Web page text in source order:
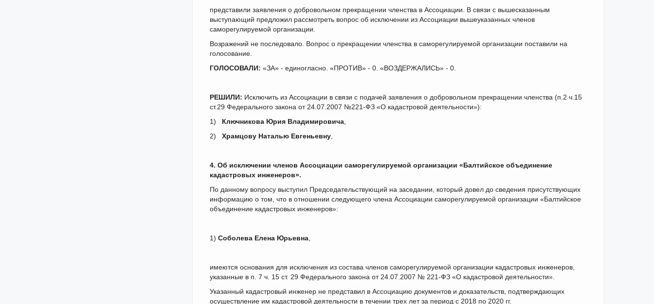
представили заявления о добровольном прекращении членства в Ассоциации. В связи с вышесказанным
выступающий предложил рассмотреть вопрос об исключении из Ассоциации вышеуказанных членов
саморегулируемой организации.
Возражений не последовало. Вопрос о прекращении членства в саморегулируемой организации поставили на
голосование.
ГОЛОСОВАЛИ: «ЗА» - единогласно. «ПРОТИВ» - 0. «ВОЗДЕРЖАЛИСЬ» - 0.
РЕШИЛИ: Исключить из Ассоциации в связи с подачей заявления о добровольном прекращении членства (п.2 ч.15
ст.29 Федерального закона от 24.07.2007 №221-ФЗ «О кадастровой деятельности»):
1) Ключникова Юрия Владимировича,
2) Храмцову Наталью Евгеньевну,
4. Об исключении членов Ассоциации саморегулируемой организации «Балтийское объединение
кадастровых инженеров».
По данному вопросу выступил Председательствующий на заседании, который довел до сведения присутствующих
информацию о том, что в отношении следующего члена Ассоциации саморегулируемой организации «Балтийское
объединение кадастровых инженеров»:
1) Соболева Елена Юрьевна,
имеются основания для исключения из состава членов саморегулируемой организации кадастровых инженеров,
указанные в п. 7 ч. 15 ст. 29 Федерального закона от 24.07.2007 № 221-ФЗ «О кадастровой деятельности».
Указанный кадастровый инженер не представил в Ассоциацию документов и доказательств, подтверждающих
осуществление им кадастровой деятельности в течении трех лет за период с 2018 по 2020 гг.